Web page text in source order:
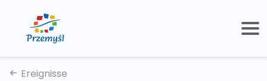
Ereignisse